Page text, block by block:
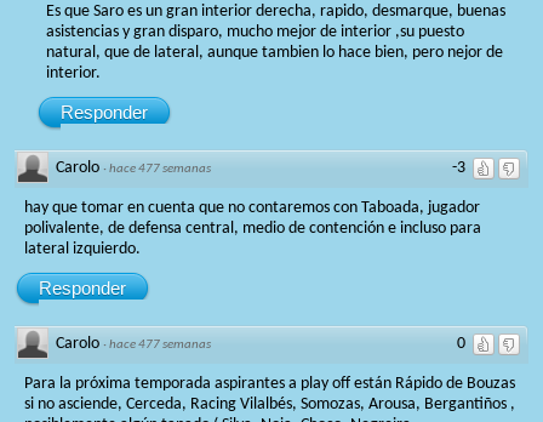
Es que Saro es un gran interior derecha, rapido, desmarque, buenas
asistencias y gran disparo, mucho mejor de interior ,su puesto
natural, que de lateral, aunque tambien lo hace bien, pero nejor de
interior.
Responder
-3
Carolo ·hace 477 semanas
hay que tomar en cuenta que no contaremos con Taboada, jugador
polivalente, de defensa central, medio de contención e incluso para
lateral izquierdo.
Responder
0
Carolo ·hace 477 semanas
Para la próxima temporada aspirantes a play off están Rápido de Bouzas
si no asciende, Cerceda, Racing Vilalbés, Somozas, Arousa, Bergantiños ,